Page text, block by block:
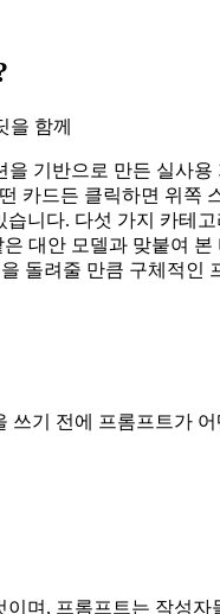
을 함께
을 기반으로 만든 실
카드든 클릭하면 위
니다. 다섯 가지 카테
은 대안 모델과 맞붙
돌려줄 만큼 구체적인
기 전에 프롬프트가
며, 프롬프트는 작성